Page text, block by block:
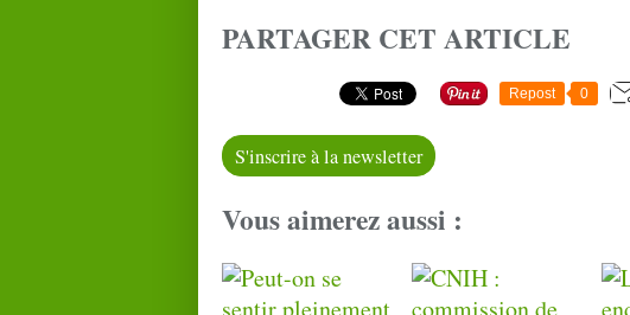
PARTAGER CET ARTICLE
Repost 0
S'inscrire à la newsletter
Vous aimerez aussi :